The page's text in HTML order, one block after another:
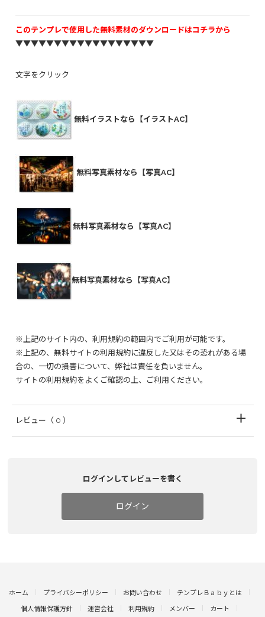
このテンプレで使用した無料素材のダウンロードはコチラから
▼▼▼▼▼▼▼▼▼▼▼▼▼▼▼▼▼▼
文字をクリック
無料イラストなら【イラストAC】
無料写真素材なら【写真AC】
無料写真素材なら【写真AC】
無料写真素材なら【写真AC】
※上記のサイト内の、利用規約の範囲内でご利用が可能です。
※上記の、無料サイトの利用規約に違反した又はその恐れがある場
合の、一切の損害について、弊社は責任を負いません。
サイトの利用規約をよくご確認の上、ご利用ください。
レビュー （ 0 ）
ログインしてレビューを書く
ログイン
ホーム プライバシーポリシー お問い合わせ テンプレＢａｂｙとは
個人情報保護方針 運営会社 利用規約 メンバー カート